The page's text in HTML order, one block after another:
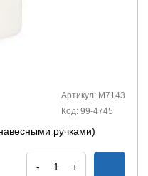
Артикул: М7143
Код: 99-4745
ручками)
- +